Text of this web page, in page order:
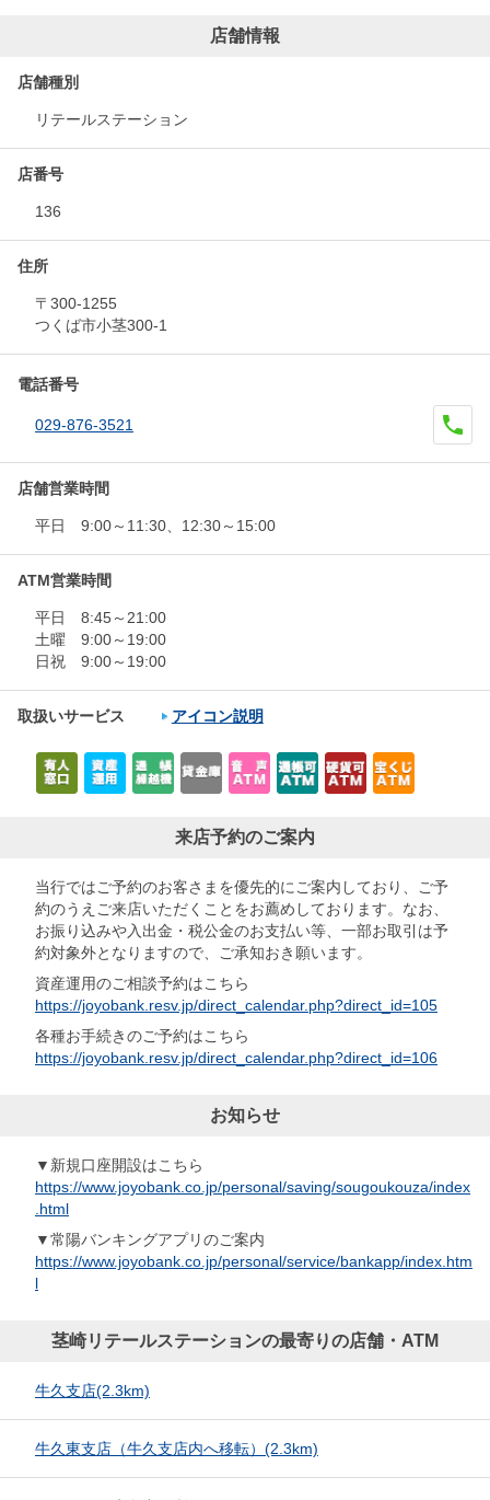
店舗情報
店舗種別
リテールステーション
店番号
136
住所
〒300-1255
つくば市小茎300-1
電話番号
029-876-3521
店舗営業時間
平日 9:00～11:30、12:30～15:00
ATM営業時間
平日 8:45～21:00
土曜 9:00～19:00
日祝 9:00～19:00
取扱いサービス アイコン説明
来店予約のご案内
当行ではご予約のお客さまを優先的にご案内しており、ご予
約のうえご来店いただくことをお薦めしております。なお、
お振り込みや入出金・税公金のお支払い等、一部お取引は予
約対象外となりますので、ご承知おき願います。
資産運用のご相談予約はこちら
https://joyobank.resv.jp/direct_calendar.php?direct_id=105
各種お手続きのご予約はこちら
https://joyobank.resv.jp/direct_calendar.php?direct_id=106
お知らせ
▼新規口座開設はこちら
https://www.joyobank.co.jp/personal/saving/sougoukouza/index
.html
▼常陽バンキングアプリのご案内
https://www.joyobank.co.jp/personal/service/bankapp/index.htm
l
茎崎リテールステーションの最寄りの店舗・ATM
牛久支店(2.3km)
牛久東支店（牛久支店内へ移転） (2.3km)